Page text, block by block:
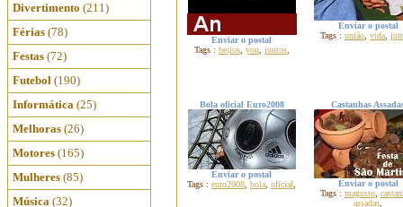
Divertimento (211)
Férias (78)
Festas (72)
Futebol (190)
Informática (25)
Melhoras (26)
Motores (165)
Mulheres (85)
Música (32)
Enviar o postal
Tags : beijos, you, juntos,
Enviar o postal
Tags : união vida
Bola oficial Euro2008
Enviar o postal
Tags : euro2008 bola oficial
Castanhas
Enviar o postal
Tags : magusto,
assadas